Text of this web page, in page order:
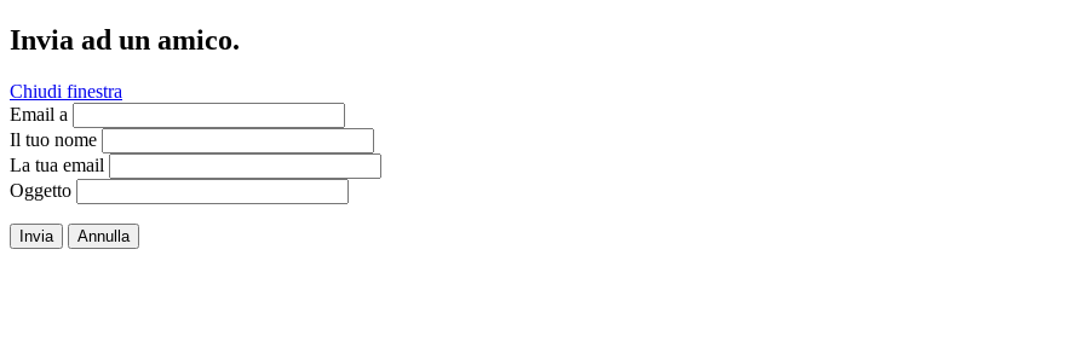
Invia ad un amico.
Chiudi finestra
Email a
Il tuo nome
La tua email
Oggetto
Invia Annulla